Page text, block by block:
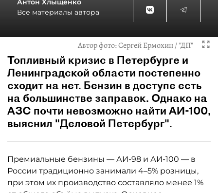
Антон Хлыщенко
Все материалы автора
Автор фото:Сергей Ермохин / "ДП"
Топливный кризис в Петербурге и
Ленинградской области постепенно
сходит на нет. Бензин в доступе есть
на большинстве заправок. Однако на
АЗС почти невозможно найти АИ-100,
выяснил "Деловой Петербург".
Премиальные бензины — АИ-98 и АИ-100 — в
России традиционно занимали 4–5% розницы,
при этом их производство составляло менее 1%